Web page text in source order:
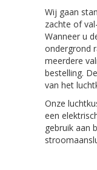
Wij gaan
zachte of
Wanneer u
ondergrond
meerdere
bestelling.
van het
Onze
een
gebruik aan